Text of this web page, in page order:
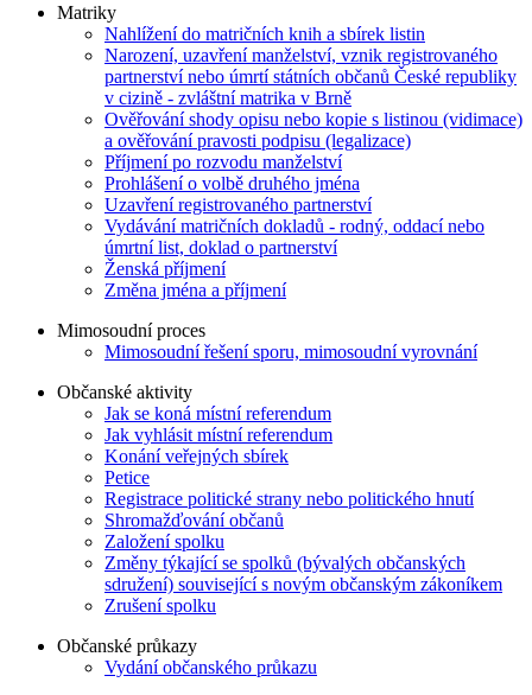
Matriky
Nahlížení do matričních knih a sbírek listin
Narození, uzavření manželství, vznik registrovaného
partnerství nebo úmrtí státních občanů České republiky
v cizině - zvláštní matrika v Brně
Ověřování shody opisu nebo kopie s listinou (vidimace)
a ověřování pravosti podpisu (legalizace)
Příjmení po rozvodu manželství
Prohlášení o volbě druhého jména
Uzavření registrovaného partnerství
Vydávání matričních dokladů - rodný, oddací nebo
úmrtní list, doklad o partnerství
Ženská příjmení
Změna jména a příjmení
Mimosoudní proces
Mimosoudní řešení sporu, mimosoudní vyrovnání
Občanské aktivity
Jak se koná místní referendum
Jak vyhlásit místní referendum
Konání veřejných sbírek
Petice
Registrace politické strany nebo politického hnutí
Shromažďování občanů
Založení spolku
Změny týkající se spolků (bývalých občanských
sdružení) související s novým občanským zákoníkem
Zrušení spolku
Občanské průkazy
Vydání občanského průkazu